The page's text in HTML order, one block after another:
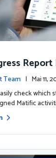
Team | Mai 11,
check which
Matific